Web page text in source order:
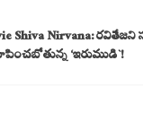
Shiva Nirvana: రవితేజని
‘ఇరుముడి`!